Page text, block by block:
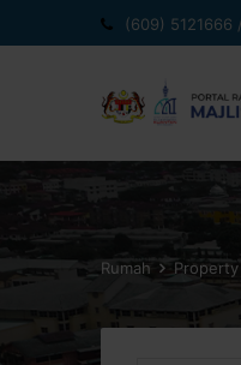
ke
(609) 5121666
Rumah Property